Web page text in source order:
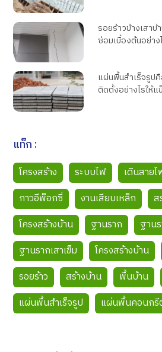
รอยร้าวข้างเสาบ้
ซ่อมเบื้องต้นอย่าง
แผ่นพื้นสำเร็จรูป
ติดตั้งอย่างไรให้
แท็ก :
โครงสร้าง ระบบไฟ เดินสาย
กาวอีพ็อกซี่
งานเสียบเหล็ก
ส
โครงสร้างบ้าน
ฐานราก
ฐาน
ฐานรากเสาเข็ม
โครงสร้างบ้าน
รอยร้าว
สร้างบ้าน พื้นบ้าน
แผ่นพื้นสำเร็จรูป
แผ่นพื้นคอนกรี